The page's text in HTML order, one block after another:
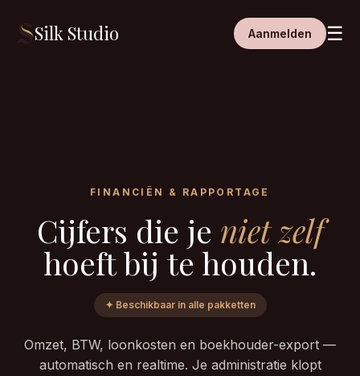
Silk Studio Aanmelden ☰
FINANCIËN & RAPPORTAGE
Cijfers die je niet zelf
hoeft bij te houden.
✦ Beschikbaar in alle pakketten
Omzet, BTW, loonkosten en boekhouder-export —
automatisch en realtime. Je administratie klopt